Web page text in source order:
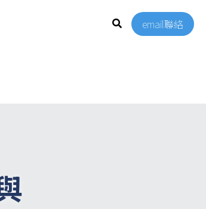
email聯絡